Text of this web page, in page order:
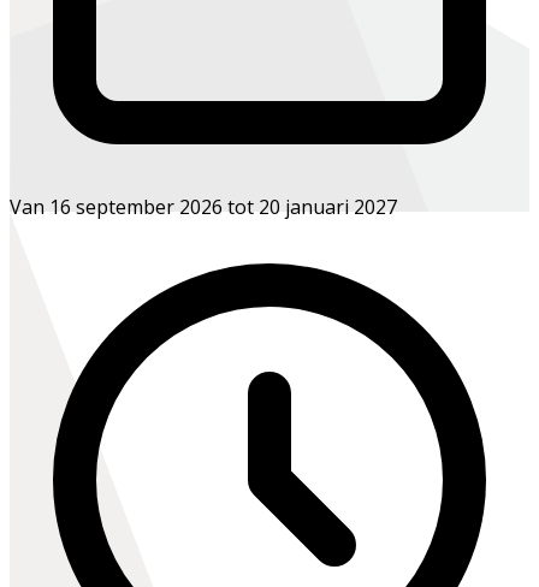
Van 16 september 2026 tot 20 januari 2027